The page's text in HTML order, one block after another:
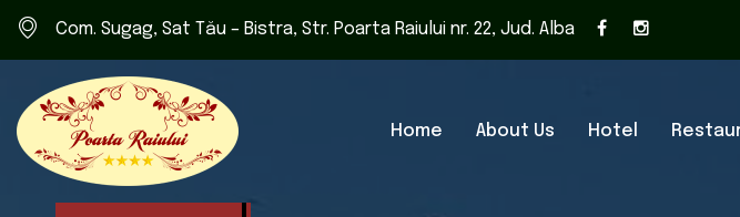
Com. Sugag, Sat Tău – Bistra, Str. Poarta Raiului nr. 22, Jud. Alba
Home About Us Hotel